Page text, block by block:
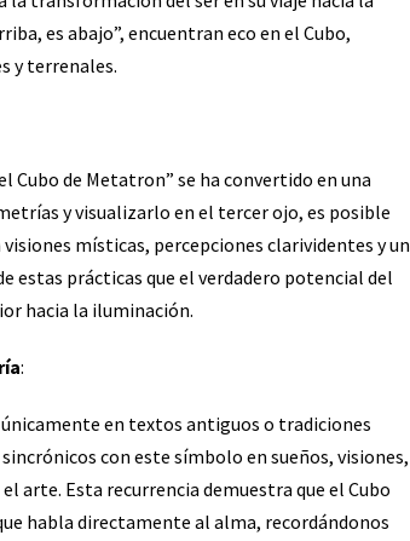
es abajo”, encuentran eco en el Cubo,
y terrenales.
Cubo de Metatron” se ha convertido en una
y visualizarlo en el tercer ojo, es posible
místicas, percepciones clarividentes y un
estas prácticas que el verdadero potencial del
hacia la iluminación.
:
en textos antiguos o tradiciones
con este símbolo en sueños, visiones,
arte. Esta recurrencia demuestra que el Cubo
habla directamente al alma, recordándonos